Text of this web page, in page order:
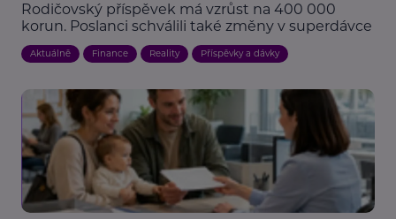
Rodičovský příspěvek má vzrůst na 400 000
korun. Poslanci schválili také změny v superdávce
Aktuálně Finance Reality Příspěvky a dávky